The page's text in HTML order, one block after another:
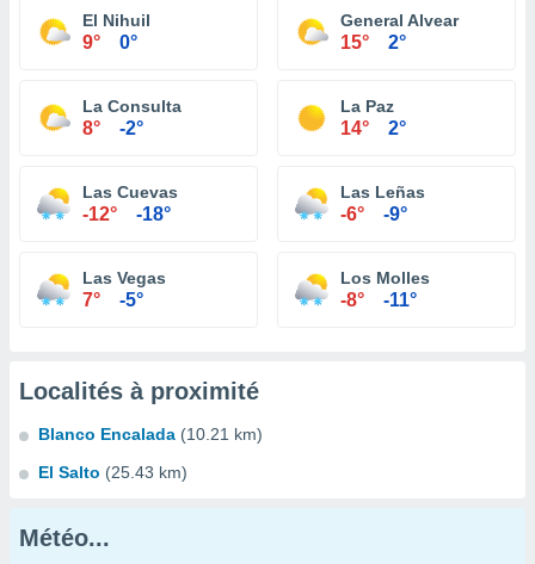
El Nihuil
9° 0°
General Alvear
15° 2°
La Consulta
8° -2°
La Paz
14° 2°
Las Cuevas
-12° -18°
Las Leñas
-6° -9°
Las Vegas
7° -5°
Los Molles
-8° -11°
Localités à proximité
Blanco Encalada (10.21 km)
El Salto (25.43 km)
Météo...